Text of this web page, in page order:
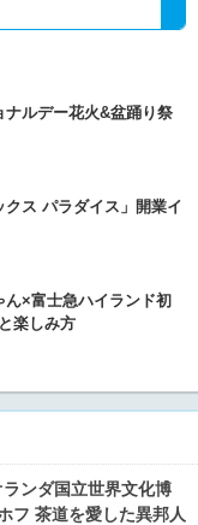
ナルデー花火&盆踊り祭
ス パラダイス」開業イ
ん×富士急ハイランド初
楽しみ方
ンダ国立世界文化博
フ 茶道を愛した異邦人